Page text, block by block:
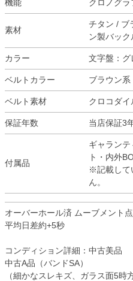
機能 クロノグ
素材
チタン / ブ
ン製バック
カラー 文字盤：グ
ベルトカラー ブラウン系
ベルト素材 クロコダイ
保証年数 当店保証3
付属品
ギャラン
ト・内外
※記載して
ん。
オーバーホール済 ムーブメント
平均日差約+5秒
コンディション詳細：中古美品
中古A品（バンドSA）
（細かなスレキズ、ガラス面5